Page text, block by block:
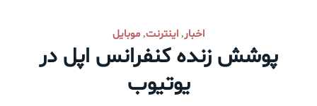
اخبار, اینترنت,موبایل
پوشش زنده کنفرانس اپل در
یوتیوب